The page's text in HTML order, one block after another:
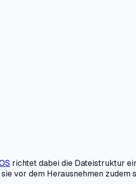
richtet dabei die Dateistruktur
vor dem Herausnehmen zudem